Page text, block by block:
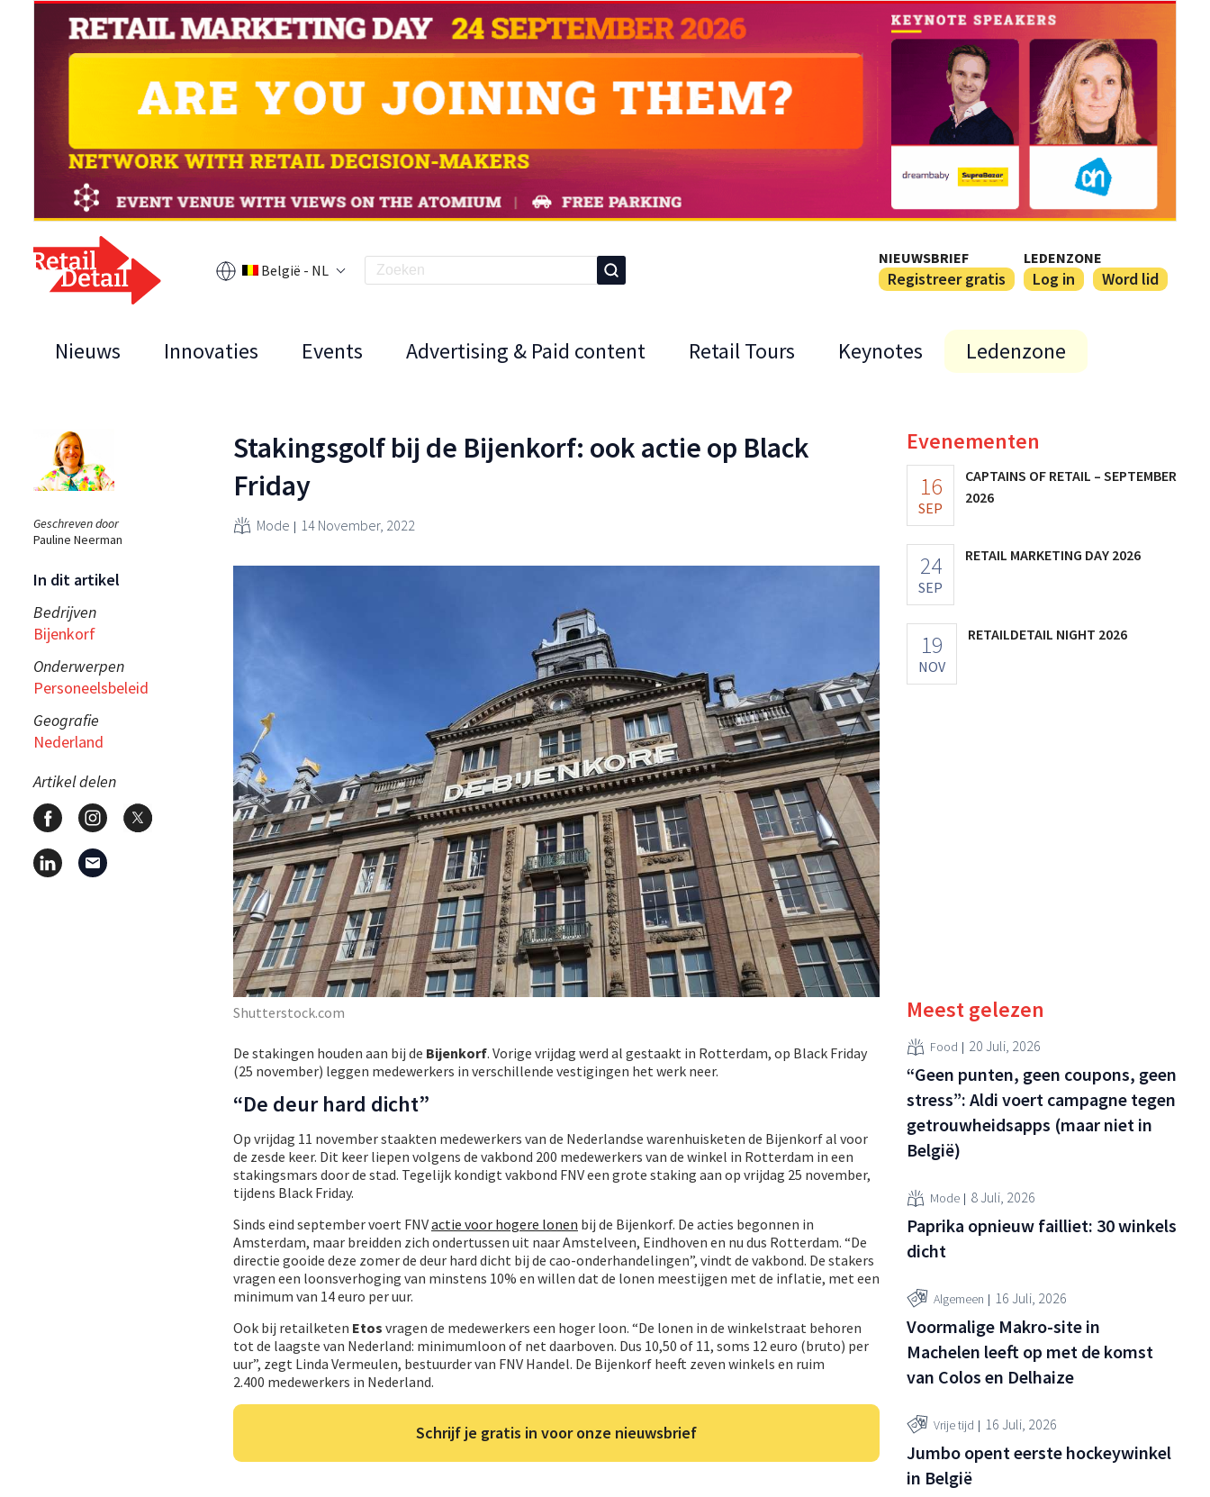
België - NL
NIEUWSBRIEF
Registreer gratis
LEDENZONE
Log in Word lid
Nieuws Innovaties Events Advertising & Paid content Retail Tours Keynotes Ledenzone
Geschreven door
Pauline Neerman
In dit artikel
Bedrijven
Bijenkorf
Onderwerpen
Personeelsbeleid
Geografie
Nederland
Artikel delen
Stakingsgolf bij de Bijenkorf: ook actie op Black
Friday
Mode 14 November, 2022
Shutterstock.com
De stakingen houden aan bij de Bijenkorf. Vorige vrijdag werd al gestaakt in Rotterdam, op Black Friday
(25 november) leggen medewerkers in verschillende vestigingen het werk neer.
“De deur hard dicht”
Op vrijdag 11 november staakten medewerkers van de Nederlandse warenhuisketen de Bijenkorf al voor
de zesde keer. Dit keer liepen volgens de vakbond 200 medewerkers van de winkel in Rotterdam in een
stakingsmars door de stad. Tegelijk kondigt vakbond FNV een grote staking aan op vrijdag 25 november,
tijdens Black Friday.
Sinds eind september voert FNVactie voor hogere lonen bij de Bijenkorf. De acties begonnen in
Amsterdam, maar breidden zich ondertussen uit naar Amstelveen, Eindhoven en nu dus Rotterdam. “De
directie gooide deze zomer de deur hard dicht bij de cao-onderhandelingen”, vindt de vakbond. De stakers
vragen een loonsverhoging van minstens 10% en willen dat de lonen meestijgen met de inflatie, met een
minimum van 14 euro per uur.
Ook bij retailketen Etos vragen de medewerkers een hoger loon. “De lonen in de winkelstraat behoren
tot de laagste van Nederland: minimumloon of net daarboven. Dus 10,50 of 11, soms 12 euro (bruto) per
uur”, zegt Linda Vermeulen, bestuurder van FNV Handel. De Bijenkorf heeft zeven winkels en ruim
2.400 medewerkers in Nederland.
Schrijf je gratis in voor onze nieuwsbrief
Evenementen
16
SEP
CAPTAINS OF RETAIL – SEPTEMBER
2026
24
SEP
RETAIL MARKETING DAY 2026
19
NOV
RETAILDETAIL NIGHT 2026
Meest gelezen
Food 20 Juli, 2026
“Geen punten, geen coupons, geen
stress”: Aldi voert campagne tegen
getrouwheidsapps (maar niet in
België)
Mode 8 Juli, 2026
Paprika opnieuw failliet: 30 winkels
dicht
Algemeen 16 Juli, 2026
Voormalige Makro-site in
Machelen leeft op met de komst
van Colos en Delhaize
Vrije tijd 16 Juli, 2026
Jumbo opent eerste hockeywinkel
in België